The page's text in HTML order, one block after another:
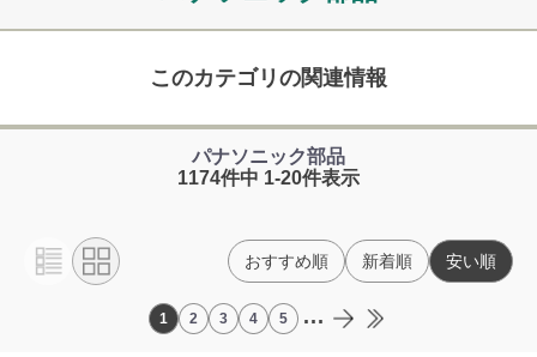
このカテゴリの関連情報
パナソニック部品
1174件中 1-20件表示
1 2 3 4 5 ...
おすすめ順 新着順 安い順